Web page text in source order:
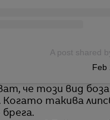
A post shared
Feb
че този вид
Когато такива